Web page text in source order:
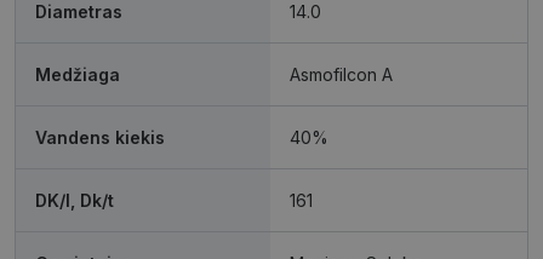
Diametras 14.0
Medžiaga Asmofilcon A
Vandens kiekis 40%
DK/l, Dk/t 161